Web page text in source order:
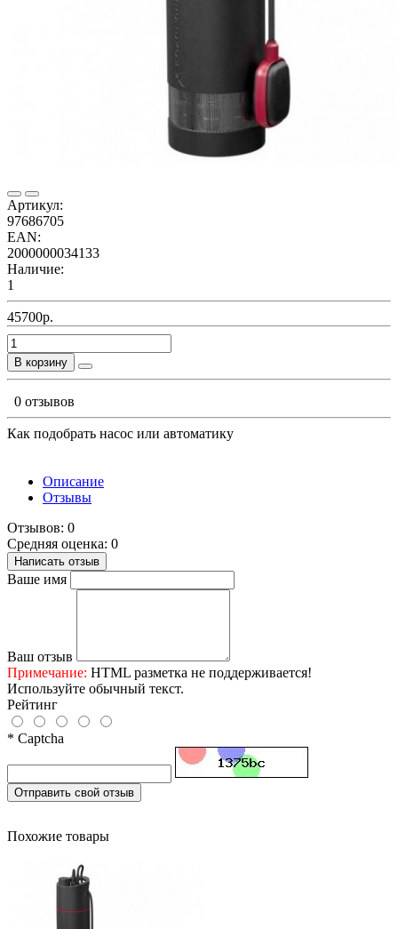
Артикул:
97686705
EAN:
2000000034133
Наличие:
1
45700р.
В корзину
0 отзывов
Как подобрать насос или автоматику
Описание
Отзывы
Отзывов: 0
Средняя оценка: 0
Написать отзыв
Ваше имя
Ваш отзыв
Примечание: HTML разметка не поддерживается!
Используйте обычный текст.
Рейтинг
* Captcha
Отправить свой отзыв
Похожие товары